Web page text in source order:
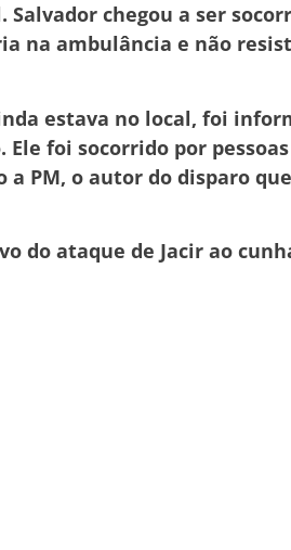
chegou a ser
na ambulância e não
estava no local, foi
foi socorrido por
a PM, o autor do disparo
do ataque de Jacir ao